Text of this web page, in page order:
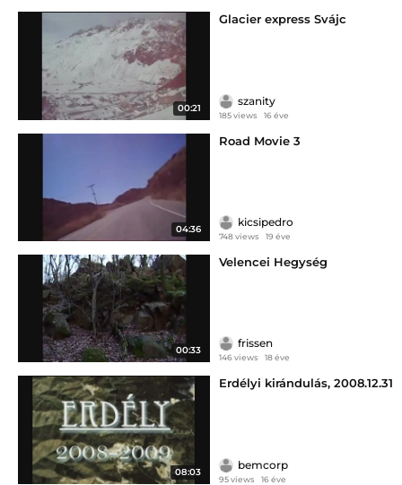
00:21
Glacier express Svájc
szanity
185 views 16 éve
04:36
Road Movie 3
kicsipedro
748 views 19 éve
00:33
Velencei Hegység
frissen
146 views 18 éve
08:03
Erdélyi kirándulás, 2008.12.31
bemcorp
95 views 16 éve